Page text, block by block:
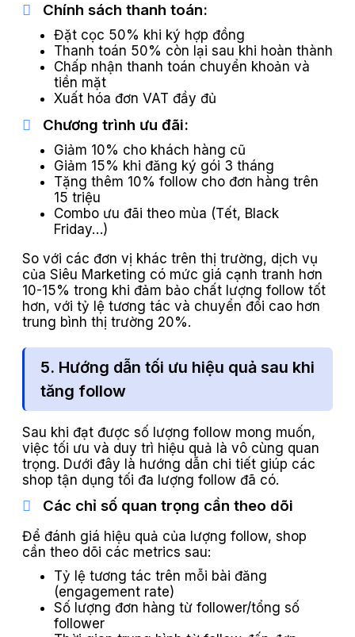
Chính sách thanh toán:
Đặt cọc 50% khi ký hợp đồng
Thanh toán 50% còn lại sau khi hoàn thành
Chấp nhận thanh toán chuyển khoản và
tiền mặt
Xuất hóa đơn VAT đầy đủ
Chương trình ưu đãi:
Giảm 10% cho khách hàng cũ
Giảm 15% khi đăng ký gói 3 tháng
Tặng thêm 10% follow cho đơn hàng trên
15 triệu
Combo ưu đãi theo mùa (Tết, Black
Friday…)
So với các đơn vị khác trên thị trường, dịch vụ
của Siêu Marketing có mức giá cạnh tranh hơn
10-15% trong khi đảm bảo chất lượng follow tốt
hơn, với tỷ lệ tương tác và chuyển đổi cao hơn
trung bình thị trường 20%.
5. Hướng dẫn tối ưu hiệu quả sau khi
tăng follow
Sau khi đạt được số lượng follow mong muốn,
việc tối ưu và duy trì hiệu quả là vô cùng quan
trọng. Dưới đây là hướng dẫn chi tiết giúp các
shop tận dụng tối đa lượng follow đã có.
Các chỉ số quan trọng cần theo dõi
Để đánh giá hiệu quả của lượng follow, shop
cần theo dõi các metrics sau:
Tỷ lệ tương tác trên mỗi bài đăng
(engagement rate)
Số lượng đơn hàng từ follower/tổng số
follower